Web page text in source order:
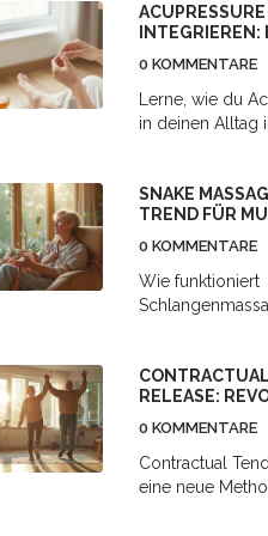
INTEGRIEREN:
WOHLBEFINDEN
0 KOMMENTARE
Lerne, wie du
in deinen Alltag
lindern - mit nur
und wenigen
SNAKE
TREND FÜR
TIPPS
0 KOMMENTARE
Wie funktioniert
eigenartige
Fakten und
RELEASE:
0 KOMMENTARE
Contractual
eine neue